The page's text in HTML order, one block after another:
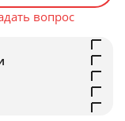
вопрос